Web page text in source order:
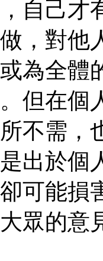
自己才
，對他
為全體
但在個
不需，
出於個
可能損
眾的意